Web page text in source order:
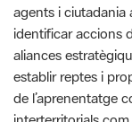
establir reptes i
de l’aprenentatge
interterritorials com
La trobada va
inclou la diagnosi